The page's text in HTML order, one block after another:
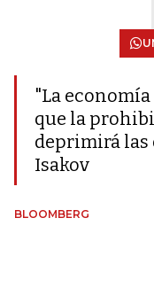
"La economía
que la
deprimirá las
Isakov
BLOOMBERG